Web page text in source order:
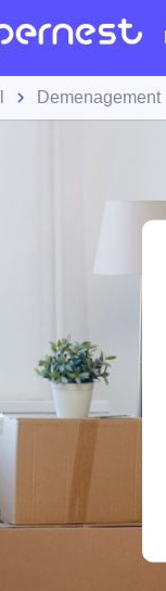
Demenagement